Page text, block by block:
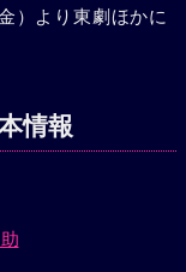
）より東劇ほかに
情報